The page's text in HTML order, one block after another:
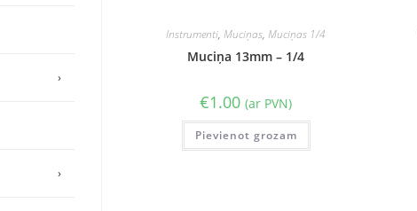
Instrumenti,Muciņas,Muciņas 1/4
Muciņa 13mm – 1/4
€1.00 (ar PVN)
Pievienot grozam
›
›